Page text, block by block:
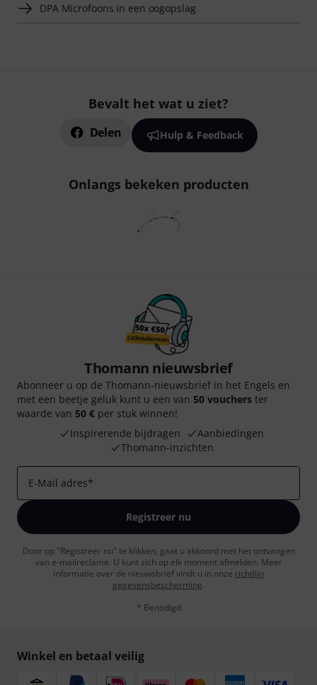
DPA Microfoons in een oogopslag
Bevalt het wat u ziet?
Delen Hulp & Feedback
Onlangs bekeken producten
Thomann nieuwsbrief
Abonneer u op de Thomann-nieuwsbrief in het Engels en
met een beetje geluk kunt u een van 50 vouchers ter
waarde van 50 € per stuk winnen!
Inspirerende bijdragen
Aanbiedingen
Thomann-inzichten
E-Mail adres*
Registreer nu
Door op "Registreer nu" te klikken, gaat u akkoord met het ontvangen
van e-mailreclame. U kunt zich op elk moment afmelden. Meer
informatie over de nieuwsbrief vindt u in onze richtlijn
gegevensbescherming.
* Benodigd
Winkel en betaal veilig